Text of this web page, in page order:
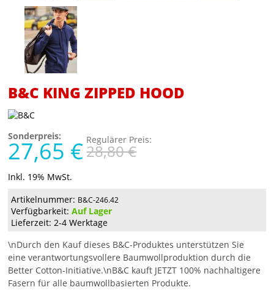
B&C KING ZIPPED HOOD
Sonderpreis:
27,65 € Regulärer Preis:
28,80 €
Inkl. 19% MwSt.
Artikelnummer: B&C-246.42
Verfügbarkeit:Auf Lager
Lieferzeit: 2-4 Werktage
\nDurch den Kauf dieses B&C-Produktes unterstützen Sie
eine verantwortungsvollere Baumwollproduktion durch die
Better Cotton-Initiative.\nB&C kauft JETZT 100% nachhaltigere
Fasern für alle baumwollbasierten Produkte.